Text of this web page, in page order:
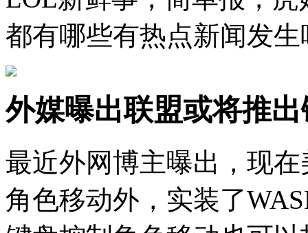
都有哪些有热点新闻发生
外媒曝出联盟或将推
最近外网博主曝出，现
角色移动外，实装了